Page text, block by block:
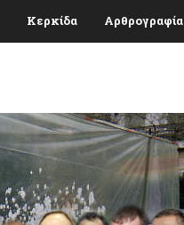
Κερκίδα Αρθρογραφία